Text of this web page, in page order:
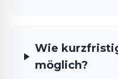
Wie
möglich?